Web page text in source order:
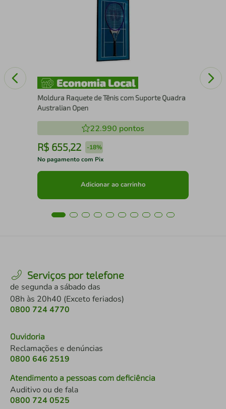
Moldura Raquete de Tênis com Suporte Quadra
Australian Open
22.990 pontos
R$ 655,22 -18%
No pagamento com Pix
Adicionar ao carrinho
Serviços por telefone
de segunda a sábado das
08h às 20h40 (Exceto feriados)
0800 724 4770
Ouvidoria
Reclamações e denúncias
0800 646 2519
Atendimento a pessoas com deficiência
Auditivo ou de fala
0800 724 0525